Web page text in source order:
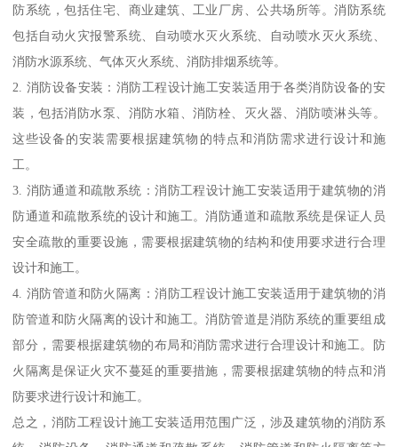
防系统，包括住宅、商业建筑、工业厂房、公共场所等。消防系统
包括自动火灾报警系统、自动喷水灭火系统、自动喷水灭火系统、
消防水源系统、气体灭火系统、消防排烟系统等。
2. 消防设备安装：消防工程设计施工安装适用于各类消防设备的安
装，包括消防水泵、消防水箱、消防栓、灭火器、消防喷淋头等。
这些设备的安装需要根据建筑物的特点和消防需求进行设计和施
工。
3. 消防通道和疏散系统：消防工程设计施工安装适用于建筑物的消
防通道和疏散系统的设计和施工。消防通道和疏散系统是保证人员
安全疏散的重要设施，需要根据建筑物的结构和使用要求进行合理
设计和施工。
4. 消防管道和防火隔离：消防工程设计施工安装适用于建筑物的消
防管道和防火隔离的设计和施工。消防管道是消防系统的重要组成
部分，需要根据建筑物的布局和消防需求进行合理设计和施工。防
火隔离是保证火灾不蔓延的重要措施，需要根据建筑物的特点和消
防要求进行设计和施工。
总之，消防工程设计施工安装适用范围广泛，涉及建筑物的消防系